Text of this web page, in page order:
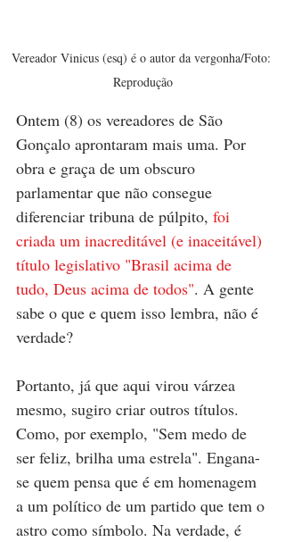
Vereador Vinicus (esq) é o autor da vergonha/Foto:
Reprodução
Ontem (8) os vereadores de São
Gonçalo aprontaram mais uma. Por
obra e graça de um obscuro
parlamentar que não consegue
diferenciar tribuna de púlpito, foi
criada um inacreditável (e inaceitável)
título legislativo "Brasil acima de
tudo, Deus acima de todos". A gente
sabe o que e quem isso lembra, não é
verdade?
Portanto, já que aqui virou várzea
mesmo, sugiro criar outros títulos.
Como, por exemplo, "Sem medo de
ser feliz, brilha uma estrela". Engana-
se quem pensa que é em homenagem
a um político de um partido que tem o
astro como símbolo. Na verdade, é